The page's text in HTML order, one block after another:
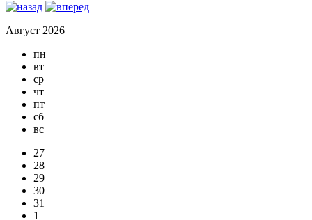
Август 2026
пн
вт
ср
чт
пт
сб
вс
27
28
29
30
31
1